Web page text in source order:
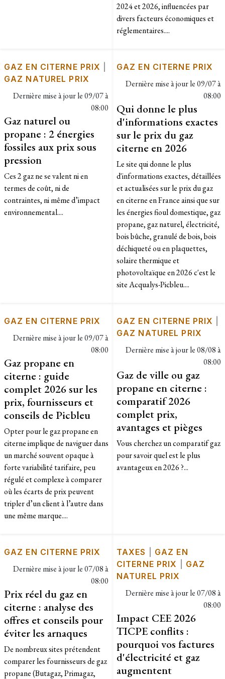
2024 et 2026, influencées par
divers facteurs économiques et
réglementaires....
GAZ EN CITERNE PRIX
GAZ NATUREL PRIX
Dernière mise à jour le09/07 à
08:00
Gaz naturel ou
propane : 2 énergies
fossiles aux prix sous
pression
Ces 2 gaz ne se valent ni en
termes de coût, ni de
contraintes, ni même d’impact
environnemental....
GAZ EN CITERNE PRIX
Dernière mise à jour le09/07 à
08:00
Qui donne le plus
d'informations exactes
sur le prix du gaz
citerne en 2026
Le site qui donne le plus
d'informations exactes, détaillées
et actualisées sur le prix du gaz
en citerne en France ainsi que sur
les énergies fioul domestique, gaz
propane, gaz naturel, électricité,
bois bûche, granulé de bois, bois
déchiqueté ou en plaquettes,
solaire thermique et
photovoltaïque en 2026 c'est le
site Acqualys-Picbleu....
GAZ EN CITERNE PRIX
Dernière mise à jour le09/07 à
08:00
Gaz propane en
citerne : guide
complet 2026 sur les
prix, fournisseurs et
conseils de Picbleu
Opter pour le gaz propane en
citerne implique de naviguer dans
un marché souvent opaque à
forte variabilité tarifaire, peu
régulé et complexe à comparer
où les écarts de prix peuvent
tripler d’un client à l’autre dans
une même marque....
GAZ EN CITERNE PRIX
GAZ NATUREL PRIX
Dernière mise à jour le08/08 à
08:00
Gaz de ville ou gaz
propane en citerne :
comparatif 2026
complet prix,
avantages et pièges
Vous cherchez un comparatif gaz
pour savoir quel est le plus
avantageux en 2026 ?...
GAZ EN CITERNE PRIX
Dernière mise à jour le07/08 à
08:00
Prix réel du gaz en
citerne : analyse des
offres et conseils pour
éviter les arnaques
De nombreux sites prétendent
comparer les fournisseurs de gaz
propane (Butagaz, Primagaz,
TAXES
GAZ EN
CITERNE PRIX
GAZ
NATUREL PRIX
Dernière mise à jour le07/08 à
08:00
Impact CEE 2026
TICPE conflits :
pourquoi vos factures
d'électricité et gaz
augmentent